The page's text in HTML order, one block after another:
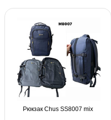
Рюкзак Chus SS8007 mix